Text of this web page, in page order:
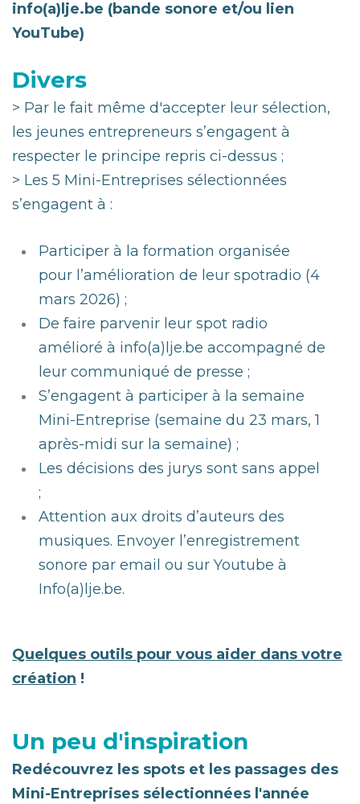
info(a)lje.be (bande sonore et/ou lien
YouTube)
Divers
> Par le fait même d'accepter leur sélection,
les jeunes entrepreneurs s’engagent à
respecter le principe repris ci-dessus ;
> Les 5 Mini-Entreprises sélectionnées
s’engagent à :
Participer à la formation organisée
pour l’amélioration de leur spotradio (4
mars 2026) ;
De faire parvenir leur spot radio
amélioré à info(a)lje.be accompagné de
leur communiqué de presse ;
S’engagent à participer à la semaine
Mini-Entreprise (semaine du 23 mars, 1
après-midi sur la semaine) ;
Les décisions des jurys sont sans appel
;
Attention aux droits d’auteurs des
musiques. Envoyer l’enregistrement
sonore par email ou sur Youtube à
Info(a)lje.be.
Quelques outils pour vous aider dans votre
création !
Un peu d'inspiration
Redécouvrez les spots et les passages des
Mini-Entreprises sélectionnées l'année